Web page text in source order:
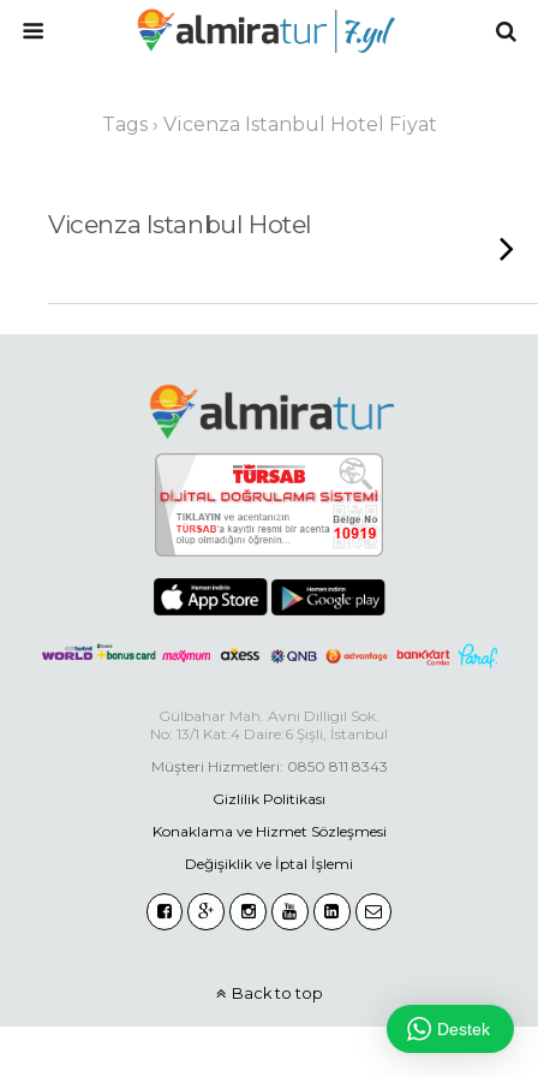
Tags › Vicenza Istanbul Hotel Fiyat
Vicenza Istanbul Hotel
Gülbahar Mah. Avni Dilligil Sok.
No: 13/1 Kat:4 Daire:6 Şişli, İstanbul
Müşteri Hizmetleri: 0850 811 8343
Gizlilik Politikası
Konaklama ve Hizmet Sözleşmesi
Değişiklik ve İptal İşlemi
Back to top
Destek